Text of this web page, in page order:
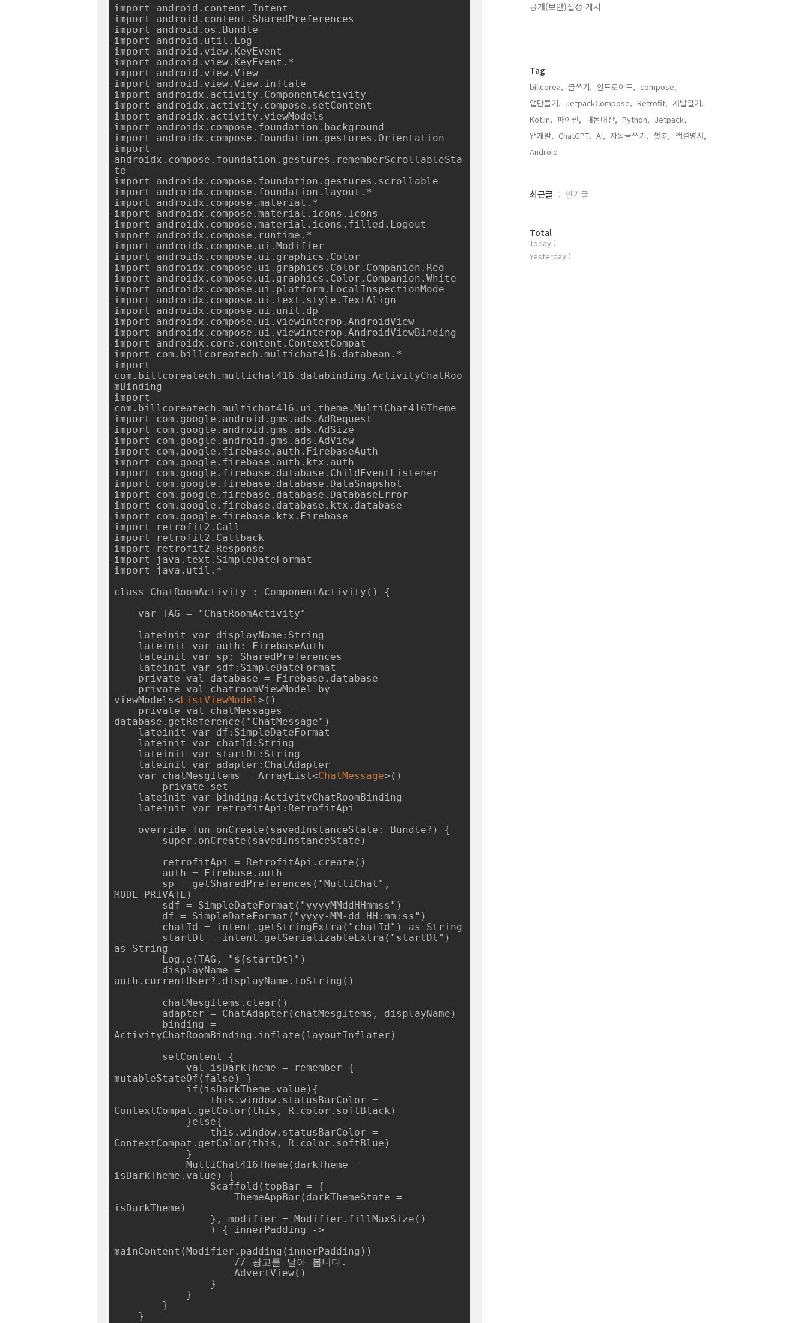
import android.content.Intent
import android.content.SharedPreferences
import android.os.Bundle
import android.util.Log
import android.view.KeyEvent
import android.view.KeyEvent.*
import android.view.View
import android.view.View.inflate
import androidx.activity.ComponentActivity
import androidx.activity.compose.setContent
import androidx.activity.viewModels
import androidx.compose.foundation.background
import androidx.compose.foundation.gestures.Orientation
import
androidx.compose.foundation.gestures.rememberScrollableSta
te
import androidx.compose.foundation.gestures.scrollable
import androidx.compose.foundation.layout.*
import androidx.compose.material.*
import androidx.compose.material.icons.Icons
import androidx.compose.material.icons.filled.Logout
import androidx.compose.runtime.*
import androidx.compose.ui.Modifier
import androidx.compose.ui.graphics.Color
import androidx.compose.ui.graphics.Color.Companion.Red
import androidx.compose.ui.graphics.Color.Companion.White
import androidx.compose.ui.platform.LocalInspectionMode
import androidx.compose.ui.text.style.TextAlign
import androidx.compose.ui.unit.dp
import androidx.compose.ui.viewinterop.AndroidView
import androidx.compose.ui.viewinterop.AndroidViewBinding
import androidx.core.content.ContextCompat
import com.billcoreatech.multichat416.databean.*
import
com.billcoreatech.multichat416.databinding.ActivityChatRoo
mBinding
import
com.billcoreatech.multichat416.ui.theme.MultiChat416Theme
import com.google.android.gms.ads.AdRequest
import com.google.android.gms.ads.AdSize
import com.google.android.gms.ads.AdView
import com.google.firebase.auth.FirebaseAuth
import com.google.firebase.auth.ktx.auth
import com.google.firebase.database.ChildEventListener
import com.google.firebase.database.DataSnapshot
import com.google.firebase.database.DatabaseError
import com.google.firebase.database.ktx.database
import com.google.firebase.ktx.Firebase
import retrofit2.Call
import retrofit2.Callback
import retrofit2.Response
import java.text.SimpleDateFormat
import java.util.*
class ChatRoomActivity : ComponentActivity() {
viewModels<ListViewModel> ()
database.getReference("ChatMessage")
    var chatMesgItems = ArrayList
<ChatMessage> ()
MODE_PRIVATE)
as String
auth.currentUser?.displayName.toString()
ActivityChatRoomBinding.inflate(layoutInflater)
mutableStateOf(false) }
ContextCompat.getColor(this, R.color.softBlack)
ContextCompat.getColor(this, R.color.softBlue)
isDarkTheme.value) {
isDarkTheme)
mainContent(Modifier.padding(innerPadding))
공개(보안)설정-게시
Tag
billcorea, 글쓰기, 안드로이드, compose,
앱만들기, JetpackCompose, Retrofit, 개발일기,
Kotlin, 파이썬, 내돈내산, Python, Jetpack,
앱개발, ChatGPT, AI, 자동글쓰기, 챗봇, 앱설명서,
Android,
최
과
인
기
최근글 인기글
방
문
자
Total
Today :
Yesterday :